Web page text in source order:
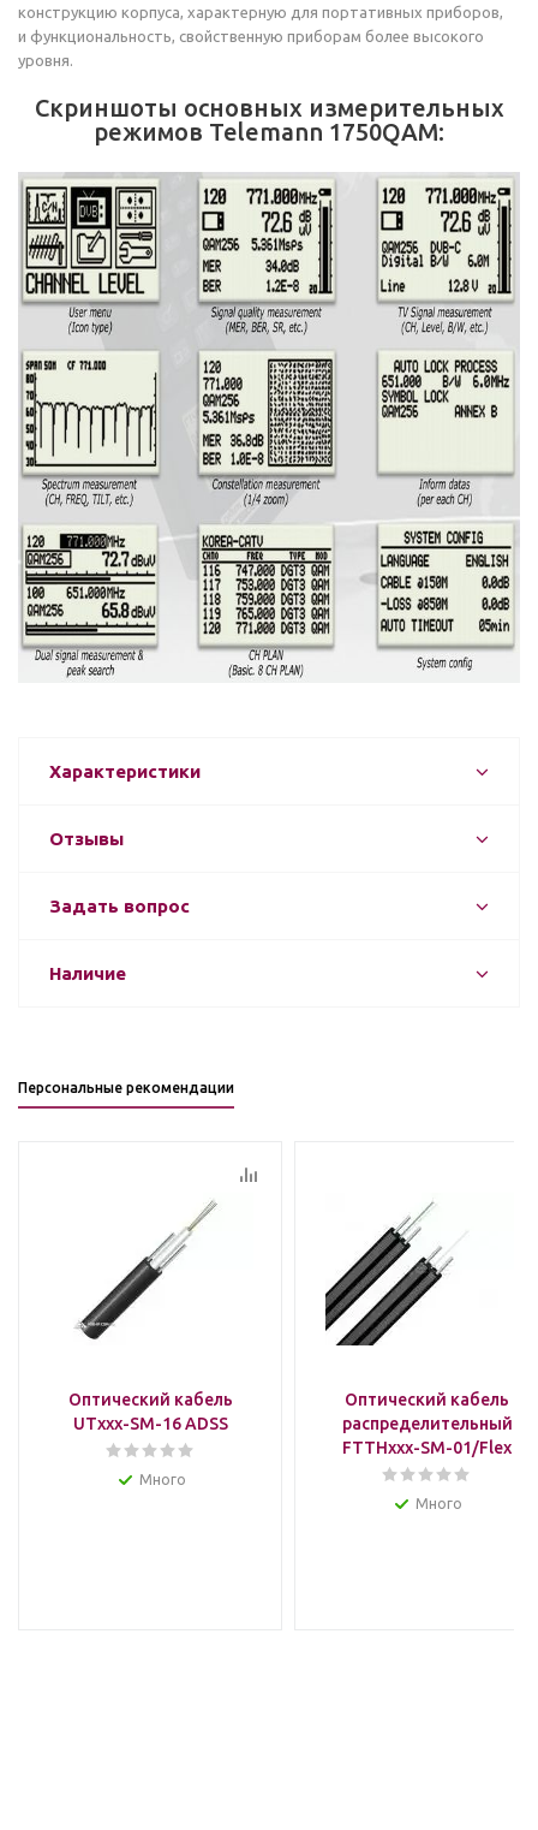
конструкцию корпуса, характерную для портативных приборов,
и функциональность, свойственную приборам более высокого
уровня.
Cкриншоты основных измерительных
режимов Telemann 1750QAM:
Характеристики
Отзывы
Задать вопрос
Наличие
Персональные рекомендации
Оптический кабель
UTxxx-SM-16 ADSS
Много
Оптический кабель
распределительный
FTTHxxx-SM-01/Flex
Много